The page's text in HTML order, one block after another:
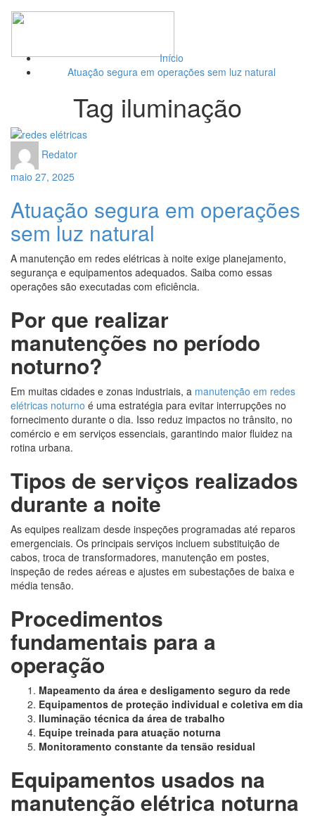
Início
Atuação segura em operações sem luz natural
Tag iluminação
Redator
maio 27, 2025
Atuação segura em operações
sem luz natural
A manutenção em redes elétricas à noite exige planejamento,
segurança e equipamentos adequados. Saiba como essas
operações são executadas com eficiência.
Por que realizar
manutenções no período
noturno?
Em muitas cidades e zonas industriais, a manutenção em redes
elétricas noturno é uma estratégia para evitar interrupções no
fornecimento durante o dia. Isso reduz impactos no trânsito, no
comércio e em serviços essenciais, garantindo maior fluidez na
rotina urbana.
Tipos de serviços realizados
durante a noite
As equipes realizam desde inspeções programadas até reparos
emergenciais. Os principais serviços incluem substituição de
cabos, troca de transformadores, manutenção em postes,
inspeção de redes aéreas e ajustes em subestações de baixa e
média tensão.
Procedimentos
fundamentais para a
operação
Mapeamento da área e desligamento seguro da rede
Equipamentos de proteção individual e coletiva em dia
Iluminação técnica da área de trabalho
Equipe treinada para atuação noturna
Monitoramento constante da tensão residual
Equipamentos usados na
manutenção elétrica noturna